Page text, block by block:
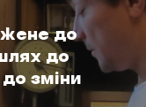
до
до
до зміни